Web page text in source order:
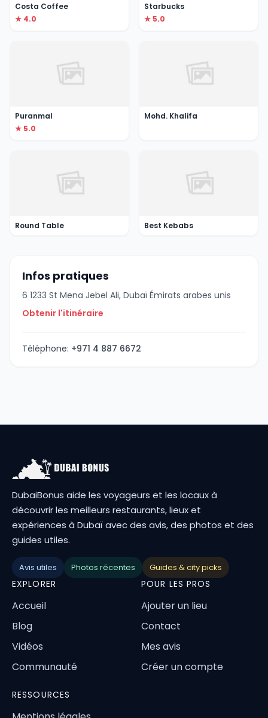
Costa Coffee
★ 4.0
Starbucks
★ 5.0
Puranmal
★ 5.0
Mohd. Khalifa
Round Table Best Kebabs
Infos pratiques
6 1233 St Mena Jebel Ali, Dubaï Émirats arabes unis
Obtenir l'itinéraire
Téléphone: +971 4 887 6672
DubaiBonus aide les voyageurs et les locaux à
découvrir les meilleurs restaurants, lieux et
expériences à Dubaï avec des avis, des photos et des
guides utiles.
Avis utiles Photos récentes Guides & city picks
EXPLORER
Accueil
Blog
Vidéos
Communauté
POUR LES PROS
Ajouter un lieu
Contact
Mes avis
Créer un compte
RESSOURCES